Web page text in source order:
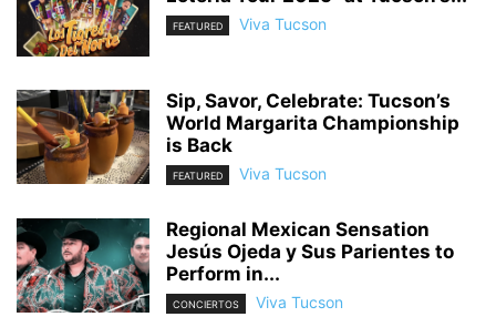
FEATURED Viva Tucson
Sip, Savor, Celebrate: Tucson’s
World Margarita Championship
is Back
FEATURED Viva Tucson
Regional Mexican Sensation
Jesús Ojeda y Sus Parientes to
Perform in...
CONCIERTOS Viva Tucson